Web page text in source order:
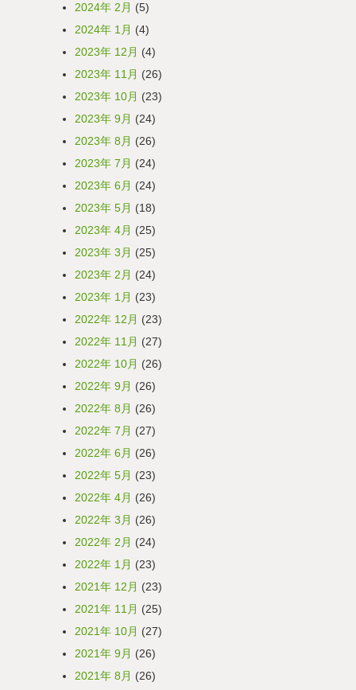
2024年 2月 (5)
2024年 1月 (4)
2023年 12月 (4)
2023年 11月 (26)
2023年 10月 (23)
2023年 9月 (24)
2023年 8月 (26)
2023年 7月 (24)
2023年 6月 (24)
2023年 5月 (18)
2023年 4月 (25)
2023年 3月 (25)
2023年 2月 (24)
2023年 1月 (23)
2022年 12月 (23)
2022年 11月 (27)
2022年 10月 (26)
2022年 9月 (26)
2022年 8月 (26)
2022年 7月 (27)
2022年 6月 (26)
2022年 5月 (23)
2022年 4月 (26)
2022年 3月 (26)
2022年 2月 (24)
2022年 1月 (23)
2021年 12月 (23)
2021年 11月 (25)
2021年 10月 (27)
2021年 9月 (26)
2021年 8月 (26)